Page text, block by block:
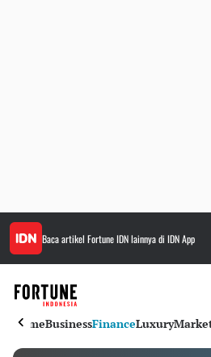
Baca artikel Fortune IDNlainnya di IDN App
HomeBusinessFinanceLuxury